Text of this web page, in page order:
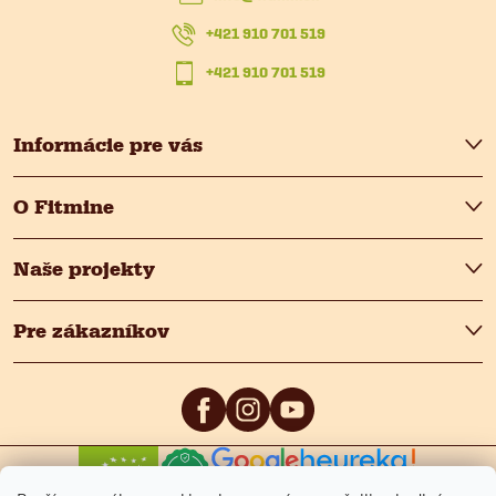
k
y
v
ý
p
i
u
eInformácie pre vás
O Fitmine
Naše projekty
Pre zákazníkov
+421 910 701 519
+421 910 701 519